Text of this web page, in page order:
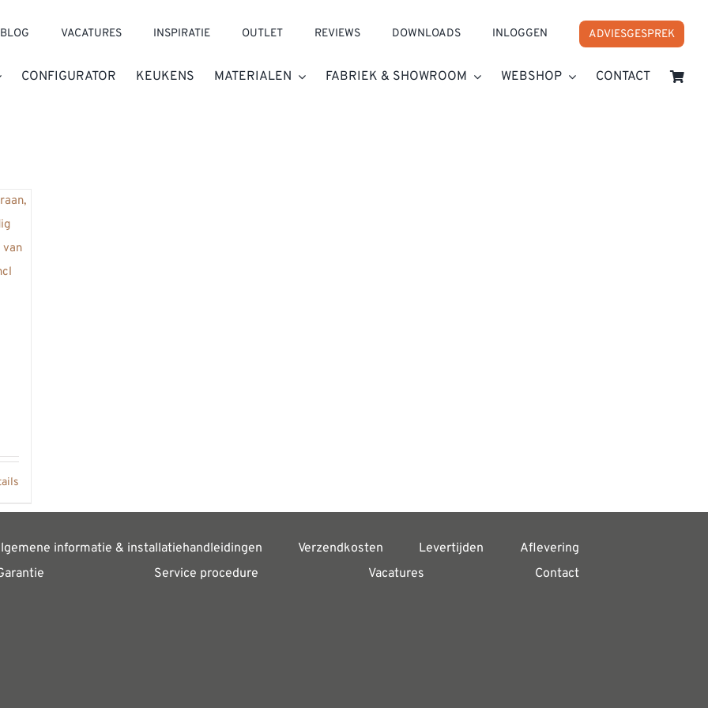
BLOG VACATURES INSPIRATIE OUTLET REVIEWS DOWNLOADS INLOGGEN ADVIESGESPREK
CONFIGURATOR KEUKENS MATERIALEN FABRIEK & SHOWROOM WEBSHOP CONTACT
informatie & installatiehandleidingen Verzendkosten Levertijden
Aflevering
Service procedure Vacatures Contact